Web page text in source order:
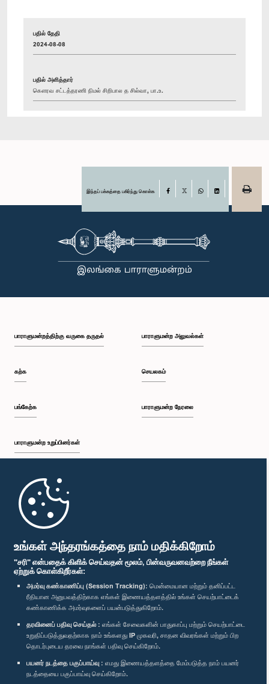
உங்கள் அந்தரங்கத்தை நாம் மதிக்கிறோம்
"சரி" என்பதைக் கிளிக் செய்வதன் மூலம், பின்வருவனவற்றை நீங்கள்
ஏற்றுக் கொள்கிறீர்கள்:
அமர்வு கண்காணிப்பு (Session Tracking): மென்மையான மற்றும் தனிப்பட்ட
ரீதியான அனுபவத்திற்காக எங்கள் இணையத்தளத்தில் உங்கள் செயற்பாட்டைக்
கண்காணிக்க அமர்வுகளைப் பயன்படுத்துகிறோம்.
தரவினைப் பதிவு செய்தல் : எங்கள் சேவைகளின் பாதுகாப்பு மற்றும் செயற்பாட்டை
உறுதிப்படுத்துவதற்காக நாம் உங்களது IP முகவரி, சாதன விவரங்கள் மற்றும் பிற
தொடர்புடைய தரவை நாங்கள் பதிவு செய்கிறோம்.
பயனர் நடத்தை பகுப்பாய்வு : எமது இணையத்தளத்தை மேம்படுத்த நாம் பயனர்
நடத்தையை பகுப்பாய்வு செய்கிறோம்.
பதில் தேதி
2024-08-08
பதில் அளித்தார்
கௌரவ சட்டத்தரணி நிமல் சிறிபால த சில்வா, பா.உ.
இந்தப் பக்கத்தை பகிர்ந்து கொள்க Facebook
பாராளுமன்றத்திற்கு வருகை தருதல்
கற்க
பங்கேற்க
பாராளுமன்ற உறுப்பினர்கள்
முதற்பக்கம்
பாராளுமன்ற அலுவல்கள்
செயலகம்
பாராளுமன்ற நேரலை
பாராளுமன்ற கையடக்க செயலி
எம்மை பின்தொடர்க :
விருதுகள்
தனியுரிமைக் கொள்கை